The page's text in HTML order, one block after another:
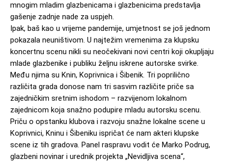
mnogim mladim glazbenicama i glazbenicima predstavlja
gašenje zadnje nade za uspjeh.
Ipak, baš kao u vrijeme pandemije, umjetnost se još jednom
pokazala neuništivom. U najtežim vremenima za klupsku
koncertnu scenu nikli su neočekivani novi centri koji okupljaju
mlade glazbenike i publiku željnu iskrene autorske svirke.
Među njima su Knin, Koprivnica i Šibenik. Tri poprilično
različita grada donose nam tri sasvim različite priče sa
zajedničkim sretnim ishodom – razvijenom lokalnom
zajednicom koja snažno podupire mladu autorsku scenu.
Priču o opstanku klubova i razvoju snažne lokalne scene u
Koprivnici, Kninu i Šibeniku ispričat će nam akteri klupske
scene iz tih gradova. Panel raspravu vodit će Marko Podrug,
glazbeni novinar i urednik projekta „Nevidljiva scena“,